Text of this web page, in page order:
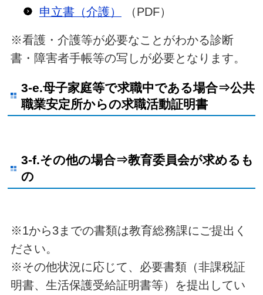
申立書（介護） （PDF）
※看護・介護等が必要なことがわかる診断
書・障害者手帳等の写しが必要となります。
3-e.母子家庭等で求職中である場合⇒公共
職業安定所からの求職活動証明書
3-f.その他の場合⇒教育委員会が求めるも
の
※1から3までの書類は教育総務課にご提出く
ださい。
※その他状況に応じて、必要書類（非課税証
明書、生活保護受給証明書等）を提出してい